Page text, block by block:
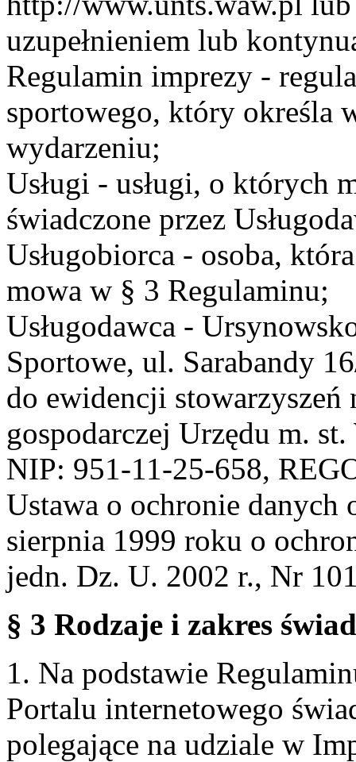
uzupełnieniem lub
Regulamin imprezy -
sportowego, który określa
wydarzeniu;
Usługi - usługi, o których
świadczone przez
Usługobiorca - osoba,
mowa w § 3 Regulaminu;
Usługodawca -
Sportowe, ul. Sarabandy
do ewidencji stowarzyszeń
gospodarczej Urzędu m.
NIP: 951-11-25-658,
Ustawa o ochronie danych
sierpnia 1999 roku o
jedn. Dz. U. 2002 r., Nr
§ 3 Rodzaje i zakres
1. Na podstawie
Portalu internetowego
polegające na udziale w